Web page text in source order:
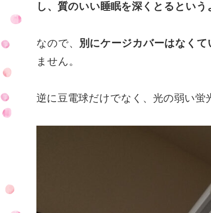
し、質のいい睡眠を深くとるとい
なので、 別にケージカバーはなくて
ません。
逆に豆電球だけでなく、光の弱い